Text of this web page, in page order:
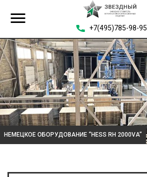
+7(495)785-98-95
НЕМЕЦКОЕ ОБОРУДОВАНИЕ “HESS RH 2000VA”